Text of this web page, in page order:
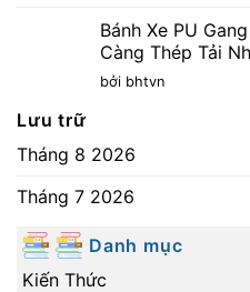
Bánh Xe PU
Càng Thép Tải
bởi bhtvn
Lưu trữ
Tháng 8 2026
Tháng 7 2026
Danh mục
Kiến Thức